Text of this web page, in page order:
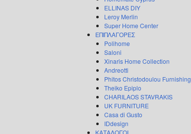
ELLINAS DIY
Leroy Merlin
Super Home Center
ΕΠΙΠΛΑΓΟΡΕΣ
Polihome
Saloni
Xinaris Home Collection
Andreotti
Phitos Christodoulou Furnishing
Theiko Epiplo
CHARILAOS STAVRAKIS
UK FURNITURE
Casa di Gusto
IDdesign
ΚΑΤΑΛΟΓΟΙ